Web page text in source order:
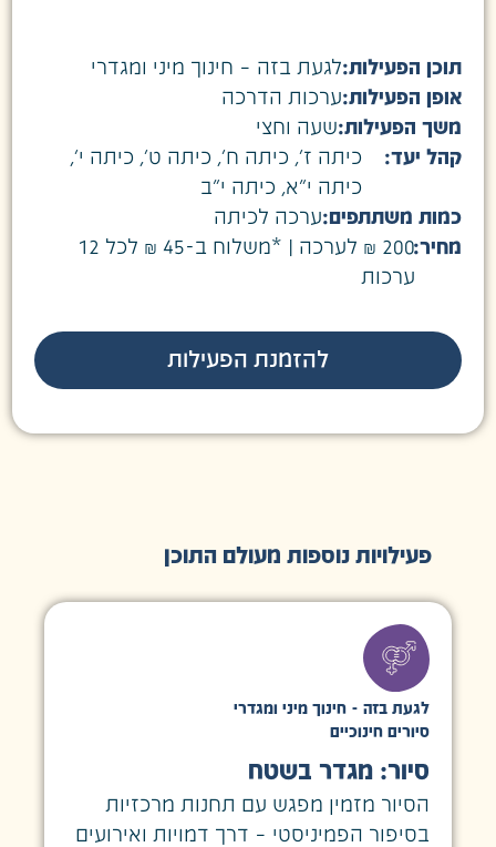
תוכן הפעילות:לגעת בזה – חינוך מיני ומגדרי
אופן הפעילות:ערכות הדרכה
משך הפעילות:שעה וחצי
קהל יעד:
כיתה ז׳,כיתה ח׳,כיתה ט׳,כיתה י׳,
כיתה י״א,כיתה י״ב
כמות משתתפים:ערכה לכיתה
מחיר:
200 ₪ לערכה | *משלוח ב-45 ₪ לכל 12
ערכות
להזמנת הפעילות
פעילויות נוספות מעולם התוכן
לגעת בזה - חינוך מיני ומגדרי
סיורים חינוכיים
סיור: מגדר בשטח
הסיור מזמין מפגש עם תחנות מרכזיות
בסיפור הפמיניסטי – דרך דמויות ואירועים